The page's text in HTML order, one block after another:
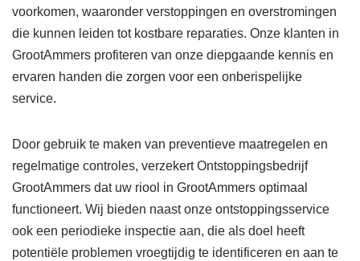
voorkomen, waaronder verstoppingen en overstromingen
die kunnen leiden tot kostbare reparaties. Onze klanten in
GrootAmmers profiteren van onze diepgaande kennis en
ervaren handen die zorgen voor een onberispelijke
service.
Door gebruik te maken van preventieve maatregelen en
regelmatige controles, verzekert Ontstoppingsbedrijf
GrootAmmers dat uw riool in GrootAmmers optimaal
functioneert. Wij bieden naast onze ontstoppingsservice
ook een periodieke inspectie aan, die als doel heeft
potentiële problemen vroegtijdig te identificeren en aan te